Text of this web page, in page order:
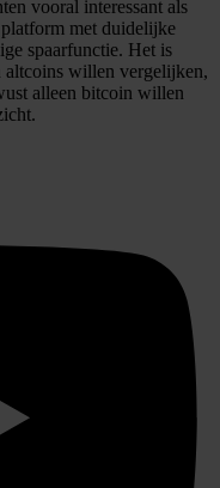
vooral interessant als
met duidelijke
spaarfunctie. Het is
altcoins willen vergelijken,
alleen bitcoin willen